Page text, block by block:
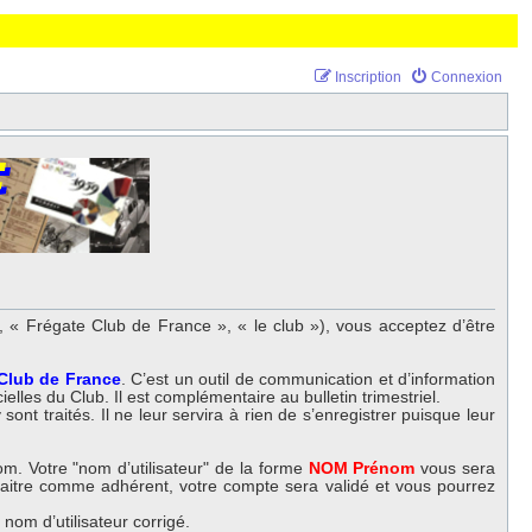
Connexion
Inscription
Frégate Club de France », « le club »), vous acceptez d’être
de France. C’est un outil de communication et d’information
du Club. Il est complémentaire au bulletin trimestriel.
traités. Il ne leur servira à rien de s’enregistrer puisque leur
Votre "nom d’utilisateur" de la forme NOM Prénom vous sera
comme adhérent, votre compte sera validé et vous pourrez
d’utilisateur corrigé.